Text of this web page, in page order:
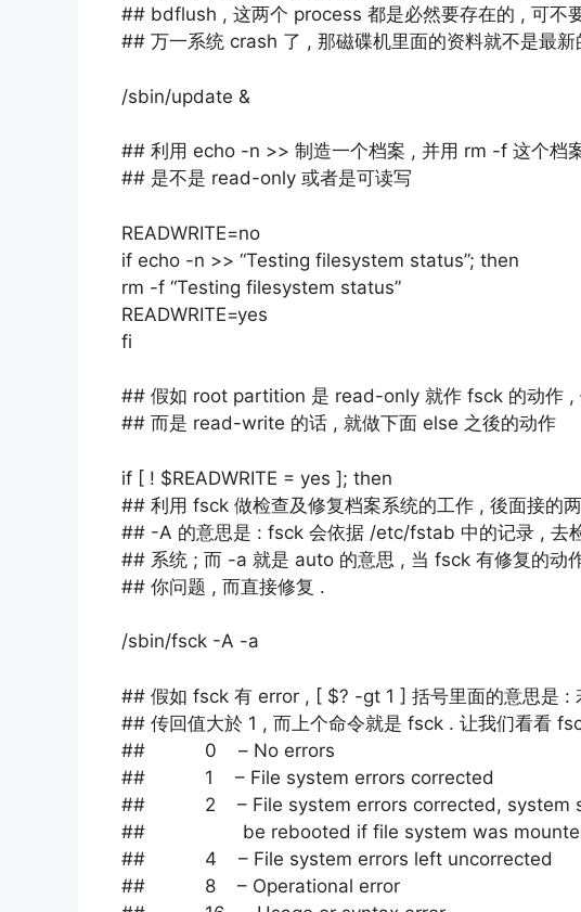
## bdflush , 这两个 process 都是必然要存在的 , 可不
## 万一系统 crash 了 , 那磁碟机里面的资料就不是最
/sbin/update &
## 利用 echo -n >> 制造一个档案 , 并用 rm -f 这个档
## 是不是 read-only 或者是可读写
READWRITE=no
if echo -n >> “Testing filesystem status”; then
rm -f “Testing filesystem status”
READWRITE=yes
fi
## 假如 root partition 是 read-only 就作 fsck 的动作 ,
## 而是 read-write 的话 , 就做下面 else 之後的动作
if [ ! $READWRITE = yes ]; then
## 利用 fsck 做检查及修复档案系统的工作 , 後面接的
## -A 的意思是 : fsck 会依据 /etc/fstab 中的记录 , 去
## 系统 ; 而 -a 就是 auto 的意思 , 当 fsck 有修复的动
## 你问题 , 而直接修复 .
/sbin/fsck -A -a
## 假如 fsck 有 error , [ $? -gt 1 ] 括号里面的意思是 :
## 传回值大於 1 , 而上个命令就是 fsck . 让我们看看
## 0 – No errors
## 1 – File system errors corrected
## 2 – File system errors corrected, system
## be rebooted if file system was
## 4 – File system errors left uncorrected
## 8 – Operational error